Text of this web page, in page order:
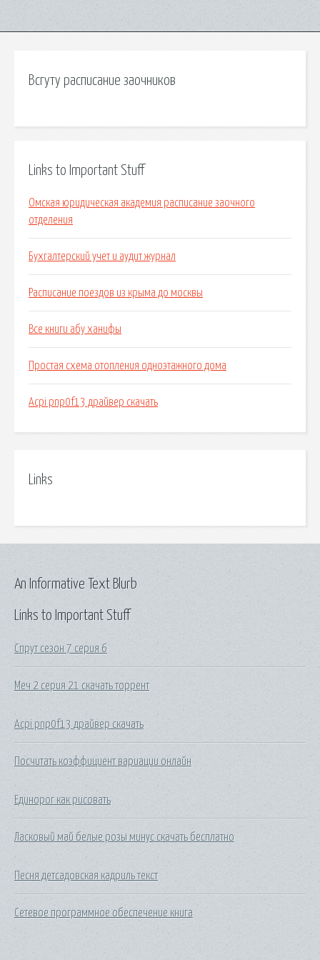
Всгуту расписание заочников
Links to Important Stuff
Омская юридическая академия расписание заочного
отделения
Бухгалтерский учет и аудит журнал
Расписание поездов из крыма до москвы
Все книги абу ханифы
Простая схема отопления одноэтажного дома
Acpi pnp0f13 драйвер скачать
Links
Links to Important Stuff
Спрут сезон 7 серия 6
Меч 2 серия 21 скачать торрент
Acpi pnp0f13 драйвер скачать
Посчитать коэффициент вариации онлайн
Единорог как рисовать
Ласковый май белые розы минус скачать бесплатно
Песня детсадовская кадриль текст
Сетевое программное обеспечение книга
An Informative Text Blurb